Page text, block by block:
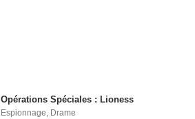
Opérations Spéciales : Lioness
Espionnage, Drame